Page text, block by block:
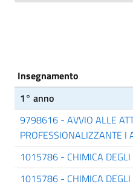
Insegnamento
1° anno
9798616 - AVVIO ALLE
PROFESSIONALIZZANTE I
1015786 - CHIMICA
1015786 - CHIMICA